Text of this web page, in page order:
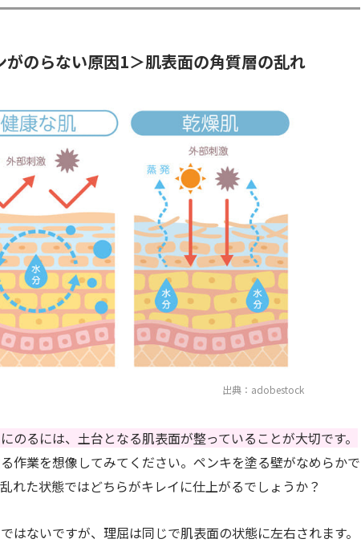
がのらない原因1＞肌表面の角質層の乱れ
出典：adobestock
のるには、土台となる肌表面が整っていることが大切です。
作業を想像してみてください。 ペンキを塗る壁がなめらかで
れた状態ではどちらがキレイに仕上がるでしょうか？
はないですが、理屈は同じで肌表面の状態に左右されます。